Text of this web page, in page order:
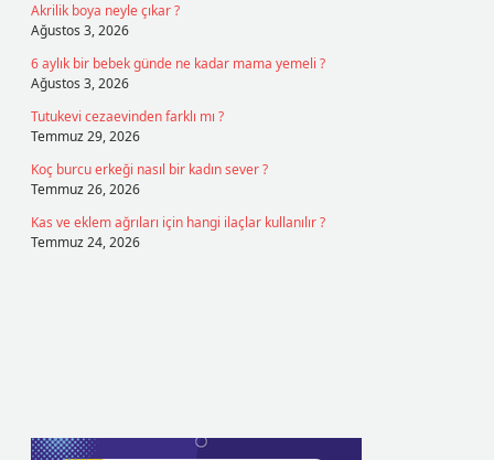
Akrilik boya neyle çıkar ?
Ağustos 3, 2026
6 aylık bir bebek günde ne kadar mama yemeli ?
Ağustos 3, 2026
Tutukevi cezaevinden farklı mı ?
Temmuz 29, 2026
Koç burcu erkeği nasıl bir kadın sever ?
Temmuz 26, 2026
Kas ve eklem ağrıları için hangi ilaçlar kullanılır ?
Temmuz 24, 2026